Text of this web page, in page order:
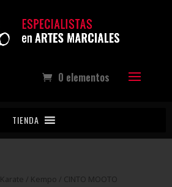
0 elementos
TIENDA
Karate / Kempo / CINTO MOOTO